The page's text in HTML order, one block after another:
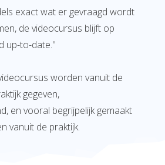
exact wat er gevraagd wordt
de videocursus blijft op
up-to-date."
worden vanuit de
gegeven,
en vooral begrijpelijk gemaakt
vanuit de praktijk.